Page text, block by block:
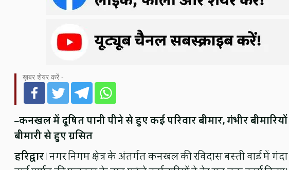
ख़बर शेयर करें -
–कनखल में दूषित पानी पीने से हुए कई परिवार बीमार, गंभीर
बीमारी से हुए ग्रसित
हरिद्वार। नगर निगम क्षेत्र के अंतर्गत कनखल की रविदास बस्ती वार्ड में